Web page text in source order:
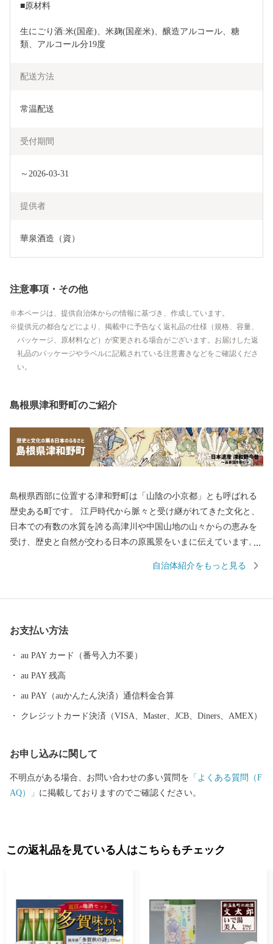
■原材料
生にごり酒:米(国産)、米麹(国産米)、醸造アルコール、糖
類、アルコール分19度
配送方法
常温配送
受付期間
～2026-03-31
提供者
華泉酒造（資）
注意事項・その他
本ページは、提供自治体からの情報に基づき、作成しています。
提供元の都合などにより、掲載中に予告なく返礼品の仕様（規格、容量、
パッケージ、原材料など）が変更される場合がございます。お届けした返
礼品のパッケージやラベルに記載されている注意書きなどをご確認くださ
い。
島根県津和野町のご紹介
島根県西部に位置する津和野町は「山陰の小京都」とも呼ばれる
歴史ある町です。 江戸時代から脈々と受け継がれてきた文化と、
日本での有数の水質を誇る高津川や中国山地の山々からの恵みを
受け、歴史と自然が交わる日本の原風景をいまに伝えています。
比することが可能となっています。 この町に残る伝統や物語が一
口駅を出発駅として、JR津和野駅まで運行するSLやまぐち号。 全
長約95kmにわたる鉄道路線を古めかしい蒸気機関車が運行してい
ます。 市街地を抜け山間部に入ると、どこか懐かしい田園風景の
路線を走る車両は、その優雅なたたずまいから「貴婦人」の愛称
自治体紹介をもっと見る
お支払い方法
au PAY カード（番号入力不要）
au PAY 残高
au PAY（auかんたん決済）通信料金合算
クレジットカード決済（VISA、Master、JCB、Diners、AMEX）
お申し込みに関して
不明点がある場合、お問い合わせの多い質問を 「よくある質問（F
AQ）」 に掲載しておりますのでご確認ください。
この返礼品を見ている人はこちらもチェック